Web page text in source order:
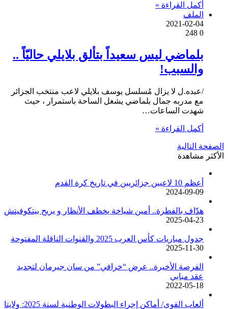
أكمل القراءة »
الملف
2021-02-04
0
بلماضي ليس سعيداً بتألق بلايلي حاليّاً ..
والسبب!
/عبده.ل لا يزال مُسلسل يوسف بلايلي لاعب منتخب الجزائر
مع مدربه جمال بلماضي يشغل الساحة باستمرار ، حيث
شهدت الساعات…
أكمل القراءة »
الصفحة التالية
الأكثر مشاهدة
أعظم 10 لاعبين جزائريين في تاريخ كرة القدم
2024-09-09
هدّاف بالفطرة.. أمين شياخة يخطف الأنظار و يريح بيتكوفيتش
2025-04-23
جدول مباريات كأس العرب 2025 والقنوات الناقلة المفتوحة
2025-11-30
الفرصة الأخيرة.. عرض “خرافي” من سان جيرمان لتجديد
عقد مبابي
2022-05-18
ألعاب القوى/ أماكن إجراء البطولات الوطنية لسنة 2025: ولايتا